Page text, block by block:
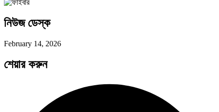
নিউজ ডেস্ক
February 14, 2026
শেয়ার করুন